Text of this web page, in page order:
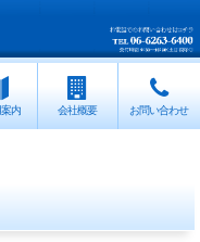
内 会社概要 お問い合わせ